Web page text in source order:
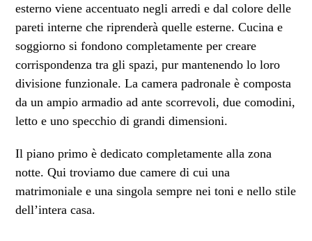
esterno viene accentuato negli arredi e dal colore delle
pareti interne che riprenderà quelle esterne. Cucina e
soggiorno si fondono completamente per creare
corrispondenza tra gli spazi, pur mantenendo lo loro
divisione funzionale. La camera padronale è composta
da un ampio armadio ad ante scorrevoli, due comodini,
letto e uno specchio di grandi dimensioni.
Il piano primo è dedicato completamente alla zona
notte. Qui troviamo due camere di cui una
matrimoniale e una singola sempre nei toni e nello stile
dell’intera casa.